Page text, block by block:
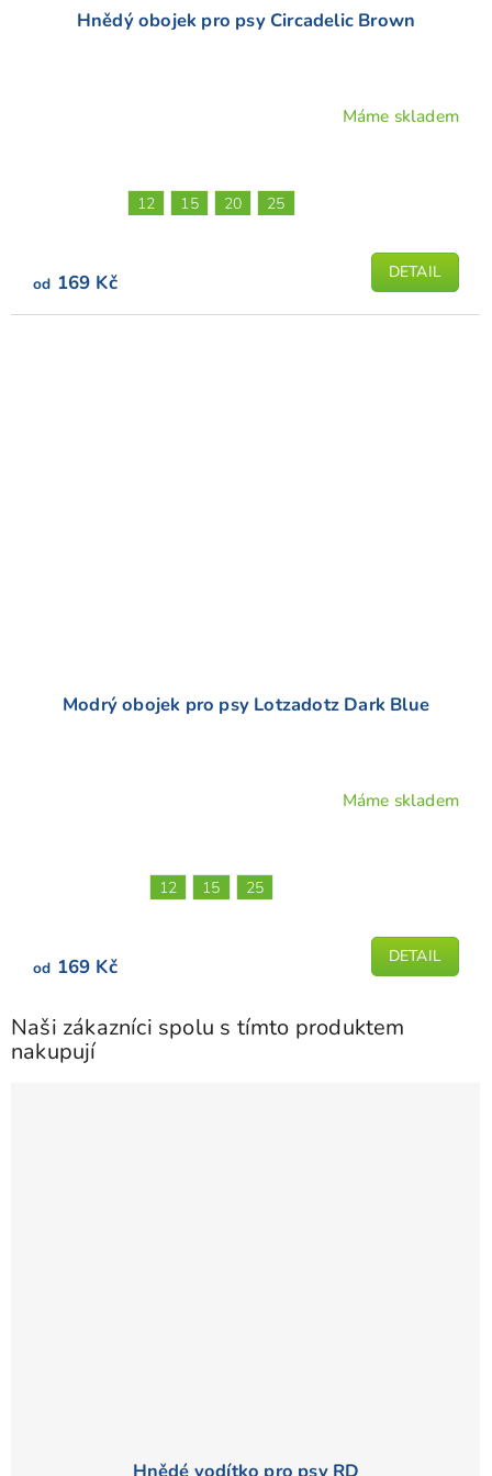
Hnědý obojek pro psy Circadelic Brown
hvězdiček.
Máme skladem
od 169 Kč DETAIL
12 15 20 25
Modrý obojek pro psy Lotzadotz Dark Blue
hvězdiček.
Máme skladem
od 169 Kč DETAIL
12 15 25
Naši zákazníci spolu s tímto produktem
nakupují